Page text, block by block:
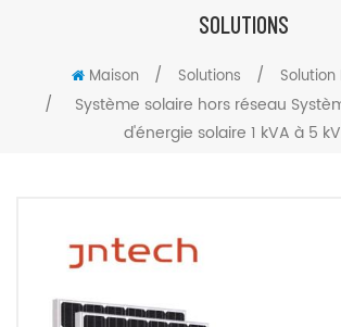
SOLUTIONS
Maison / Solutions / Solution
/
Système solaire hors réseau
d'énergie solaire 1 kVA à 5